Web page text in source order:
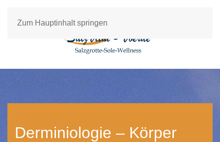
Zum Hauptinhalt springen
Derminiologie – Körper